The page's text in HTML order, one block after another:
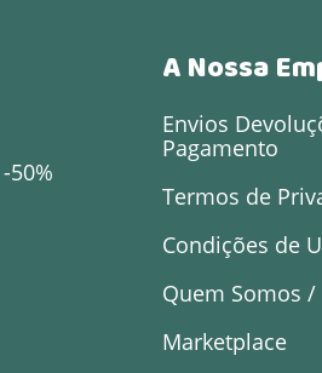
50%
A Nossa
Envios
Pagamento
Termos de
Condições de
Quem Somos /
Marketplace